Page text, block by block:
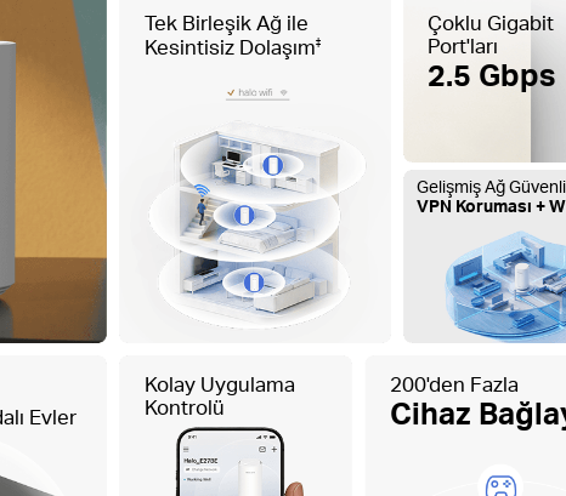
Tek Birleşik Ağ ile
Kesintisiz Dolaşım‡
Çoklu Gigabit
Port'ları
2.5 Gbps
Gelişmiş Ağ
VPN Koruması +
Evler
Kolay Uygulama
Kontrolü
200'den Fazla
Cihaz